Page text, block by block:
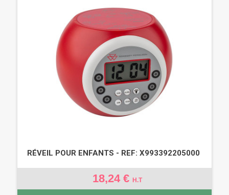
RÉVEIL POUR ENFANTS - REF: X993392205000
18,24 € H.T